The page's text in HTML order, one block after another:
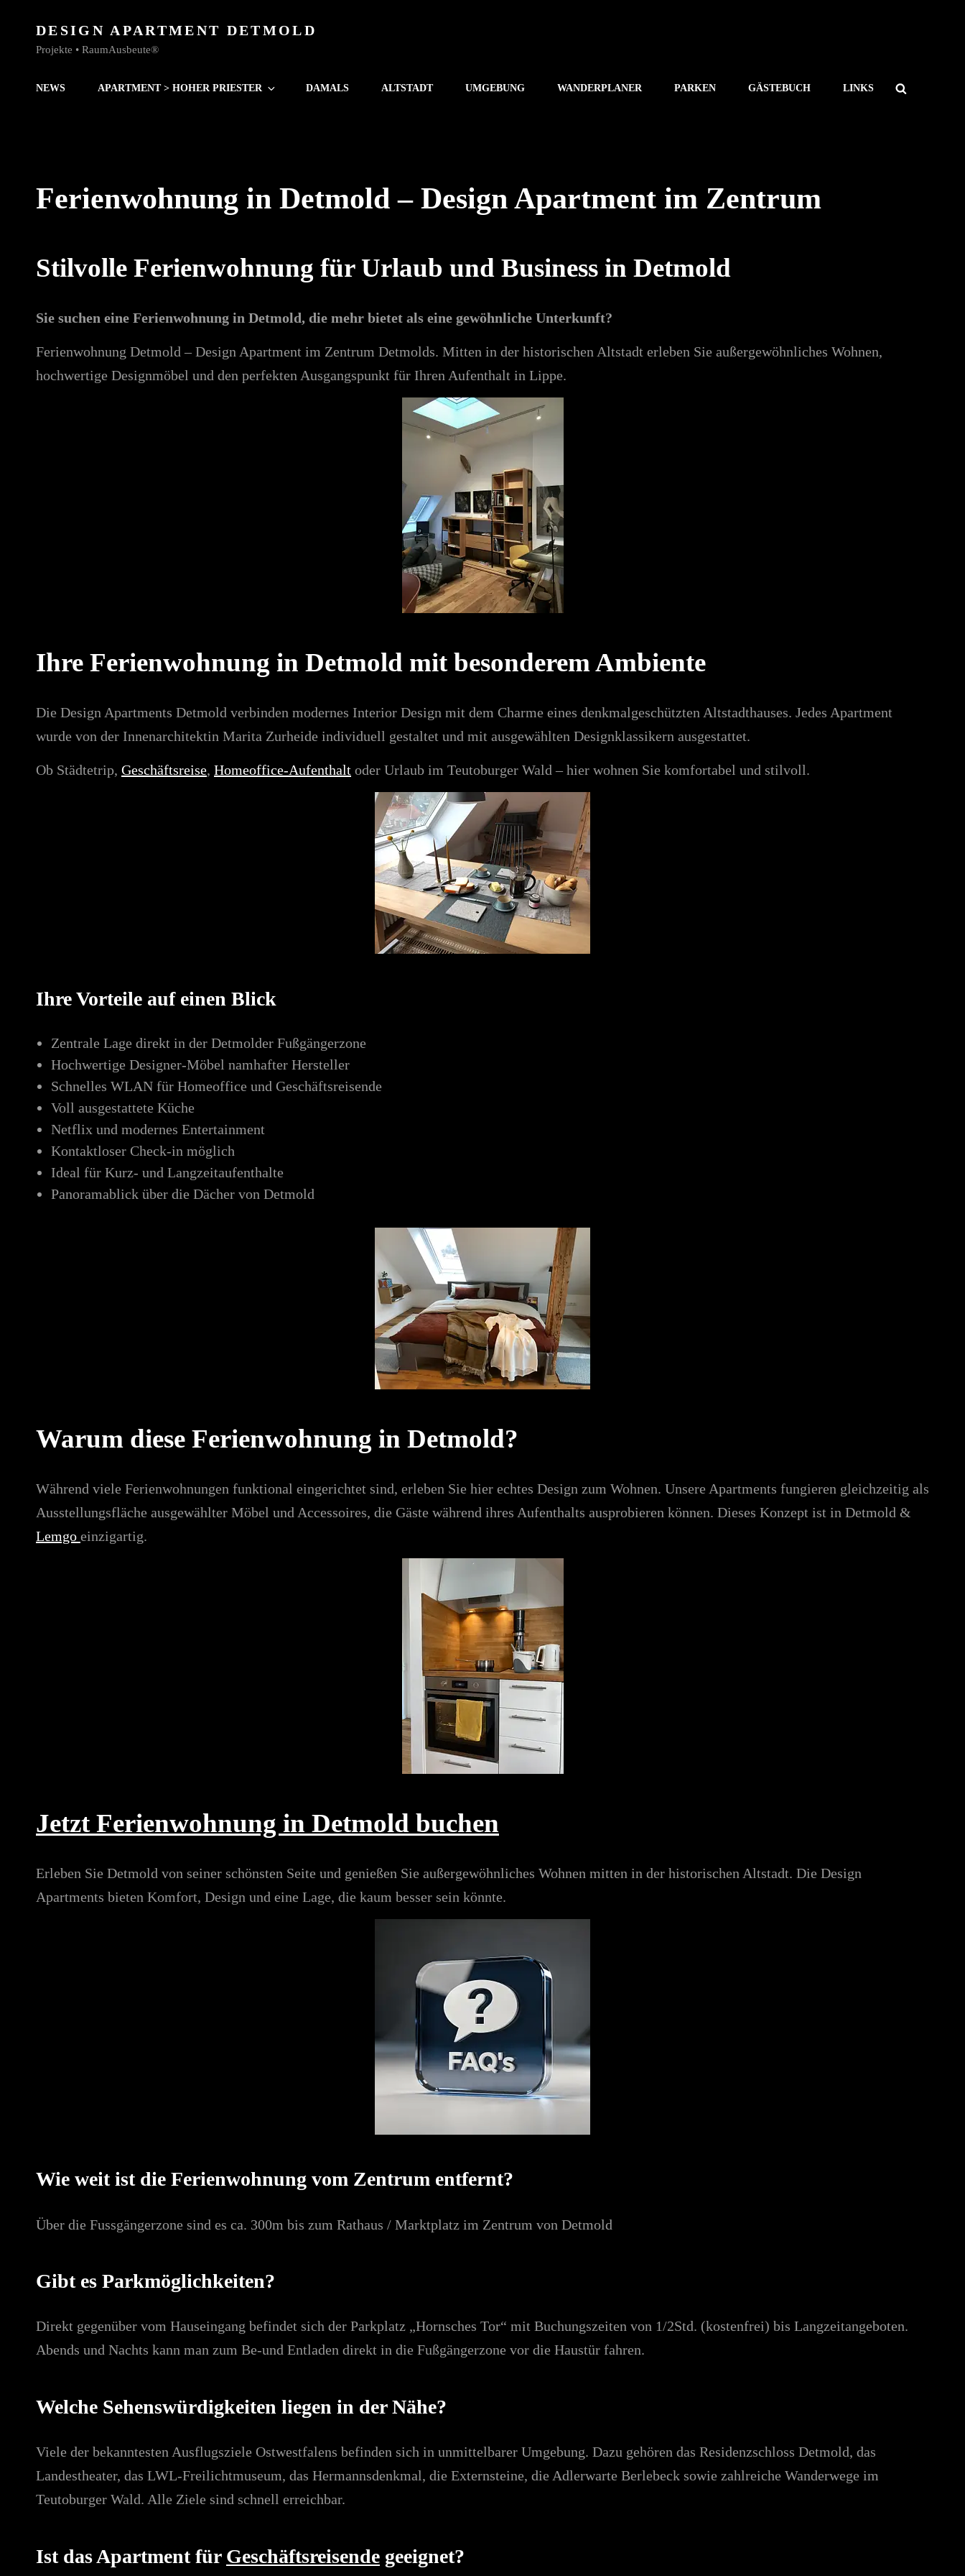
DESIGN APARTMENT DETMOLD
Projekte • RaumAusbeute®
NEWS APARTMENT > HOHER PRIESTER DAMALS ALTSTADT UMGEBUNG WANDERPLANER PARKEN GÄSTEBUCH LINKS
Ferienwohnung in Detmold – Design Apartment im Zentrum
Stilvolle Ferienwohnung für Urlaub und Business in Detmold
Sie suchen eine Ferienwohnung in Detmold, die mehr bietet als eine gewöhnliche Unterkunft?
Ferienwohnung Detmold – Design Apartment im Zentrum Detmolds. Mitten in der historischen Altstadt erleben Sie außergewöhnliches Wohnen,
hochwertige Designmöbel und den perfekten Ausgangspunkt für Ihren Aufenthalt in Lippe.
Ihre Ferienwohnung in Detmold mit besonderem Ambiente
Die Design Apartments Detmold verbinden modernes Interior Design mit dem Charme eines denkmalgeschützten Altstadthauses. Jedes Apartment
wurde von der Innenarchitektin Marita Zurheide individuell gestaltet und mit ausgewählten Designklassikern ausgestattet.
Ob Städtetrip, Geschäftsreise, Homeoffice-Aufenthalt oder Urlaub im Teutoburger Wald – hier wohnen Sie komfortabel und stilvoll.
Ihre Vorteile auf einen Blick
Zentrale Lage direkt in der Detmolder Fußgängerzone
Hochwertige Designer-Möbel namhafter Hersteller
Schnelles WLAN für Homeoffice und Geschäftsreisende
Voll ausgestattete Küche
Netflix und modernes Entertainment
Kontaktloser Check-in möglich
Ideal für Kurz- und Langzeitaufenthalte
Panoramablick über die Dächer von Detmold
Warum diese Ferienwohnung in Detmold?
Während viele Ferienwohnungen funktional eingerichtet sind, erleben Sie hier echtes Design zum Wohnen. Unsere Apartments fungieren gleichzeitig als
Ausstellungsfläche ausgewählter Möbel und Accessoires, die Gäste während ihres Aufenthalts ausprobieren können. Dieses Konzept ist in Detmold &
Lemgo einzigartig.
Jetzt Ferienwohnung in Detmold buchen
Erleben Sie Detmold von seiner schönsten Seite und genießen Sie außergewöhnliches Wohnen mitten in der historischen Altstadt. Die Design
Apartments bieten Komfort, Design und eine Lage, die kaum besser sein könnte.
Wie weit ist die Ferienwohnung vom Zentrum entfernt?
Über die Fussgängerzone sind es ca. 300m bis zum Rathaus / Marktplatz im Zentrum von Detmold
Gibt es Parkmöglichkeiten?
Direkt gegenüber vom Hauseingang befindet sich der Parkplatz „Hornsches Tor“ mit Buchungszeiten von 1/2Std. (kostenfrei) bis Langzeitangeboten.
Abends und Nachts kann man zum Be-und Entladen direkt in die Fußgängerzone vor die Haustür fahren.
Welche Sehenswürdigkeiten liegen in der Nähe?
Viele der bekanntesten Ausflugsziele Ostwestfalens befinden sich in unmittelbarer Umgebung. Dazu gehören das Residenzschloss Detmold, das
Landestheater, das LWL-Freilichtmuseum, das Hermannsdenkmal, die Externsteine, die Adlerwarte Berlebeck sowie zahlreiche Wanderwege im
Teutoburger Wald. Alle Ziele sind schnell erreichbar.
Ist das Apartment für Geschäftsreisende geeignet?